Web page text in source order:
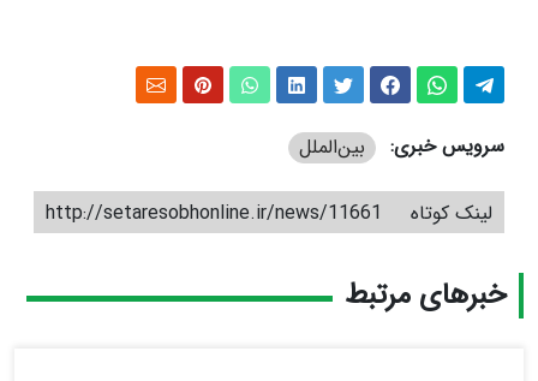
سرویس خبری: بین‌الملل
لینک کوتاه http://setaresobhonline.ir/news/11661
خبرهای مرتبط